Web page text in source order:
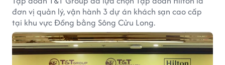
đơn vị quản lý, vận hành 3 dự án khách sạn cao cấp
tại khu vực Đồng bằng Sông Cửu Long.